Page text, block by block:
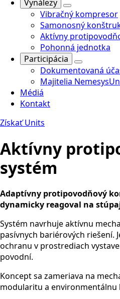
Vynálezy
Vibračný kompresor
Samonosný
Aktívny
Pohonná jednotka
Participácia
Dokumentovaná
Majitelia
Médiá
Kontakt
Získať Units
Aktívny
systém
Adaptívny protipovodňový
dynamicky reagoval na
Systém navrhuje aktívnu
pasívnych bariérových riešení.
ochranu v prostrediach
povodní.
Koncept sa zameriava na
modularitu a